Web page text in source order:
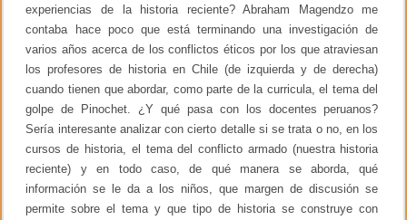
experiencias de la historia reciente? Abraham Magendzo me
contaba hace poco que está terminando una investigación de
varios años acerca de los conflictos éticos por los que atraviesan
los profesores de historia en Chile (de izquierda y de derecha)
cuando tienen que abordar, como parte de la curricula, el tema del
golpe de Pinochet. ¿Y qué pasa con los docentes peruanos?
Sería interesante analizar con cierto detalle si se trata o no, en los
cursos de historia, el tema del conflicto armado (nuestra historia
reciente) y en todo caso, de qué manera se aborda, qué
información se le da a los niños, que margen de discusión se
permite sobre el tema y que tipo de historia se construye con